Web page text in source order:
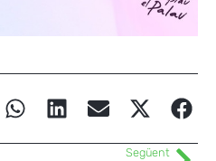
Següent